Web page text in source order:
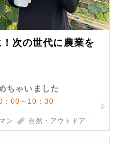
次の世代に農業を
ちゃいました
：00～10：30
ン 自然・アウトドア